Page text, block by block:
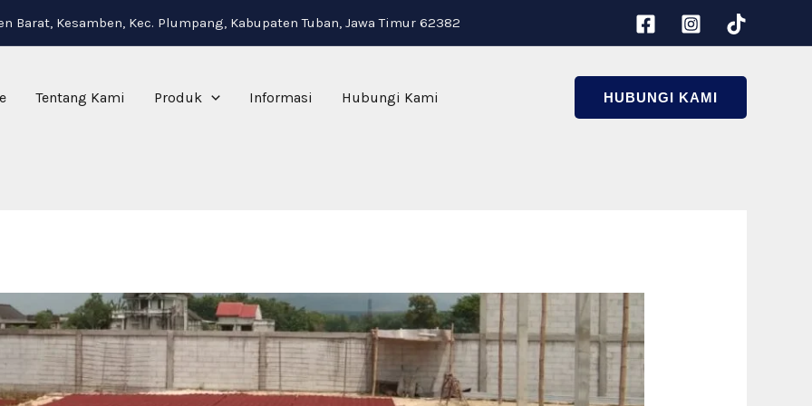
Barat, Kesamben, Kec. Plumpang, Kabupaten Tuban, Jawa Timur 62382
Tentang Kami Produk Informasi Hubungi Kami HUBUNGI KAMI